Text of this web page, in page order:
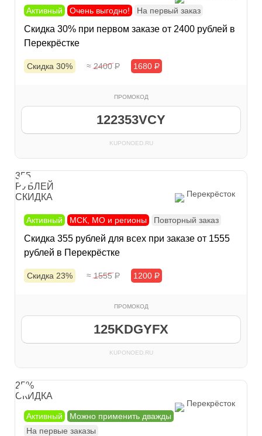
Активный
Очень выгодно! На первый заказ
Скидка 30% при первом заказе от 2400 рублей в
Перекрёстке
Скидка 30% ≈ 2400Р 1680 Р
ПРОМОКОД
122353VCY
KUPONOED.RU
355
РУБЛЕЙ
СКИДКА
Перекрёсток
Активный МСК, МО и регионы Повторный заказ
Скидка 355 рублей для всех при заказе от 1555
рублей в Перекрёстке
Скидка 23% ≈ 1555Р 1200 Р
ПРОМОКОД
125KDGYFX
KUPONOED.RU
25%
СКИДКА
Перекрёсток
Активный
Можно применить дважды
На первые заказы